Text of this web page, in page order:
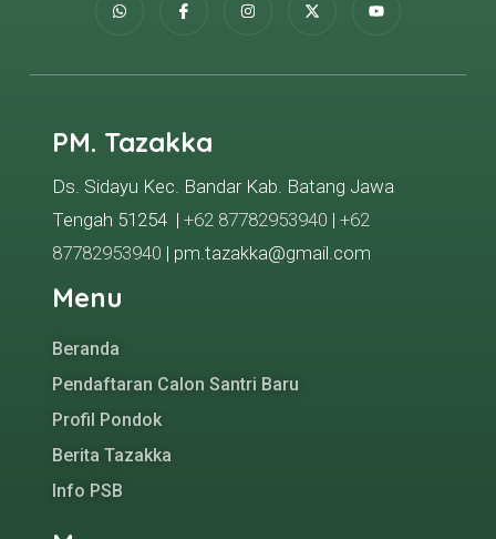
PM. Tazakka
Ds. Sidayu Kec. Bandar Kab. Batang Jawa
Tengah 51254 | +62 87782953940 | +62
87782953940 | pm.tazakka@gmail.com
Menu
Beranda
Pendaftaran Calon Santri Baru
Profil Pondok
Berita Tazakka
Info PSB